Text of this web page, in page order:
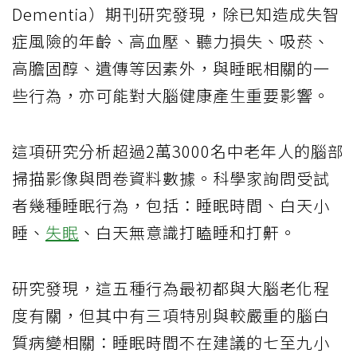
Dementia）期刊研究發現，除已知造成失智
症風險的年齡、高血壓、聽力損失、吸菸、
高膽固醇、遺傳等因素外，與睡眠相關的一
些行為，亦可能對大腦健康產生重要影響。
這項研究分析超過2萬3000名中老年人的腦部
掃描影像與問卷資料數據。科學家詢問受試
者幾種睡眠行為，包括：睡眠時間、白天小
睡、 失眠 、白天無意識打瞌睡和打鼾。
研究發現，這五種行為最初都與大腦老化程
度有關，但其中有三項特別與較嚴重的腦白
質病變相關：睡眠時間不在建議的七至九小